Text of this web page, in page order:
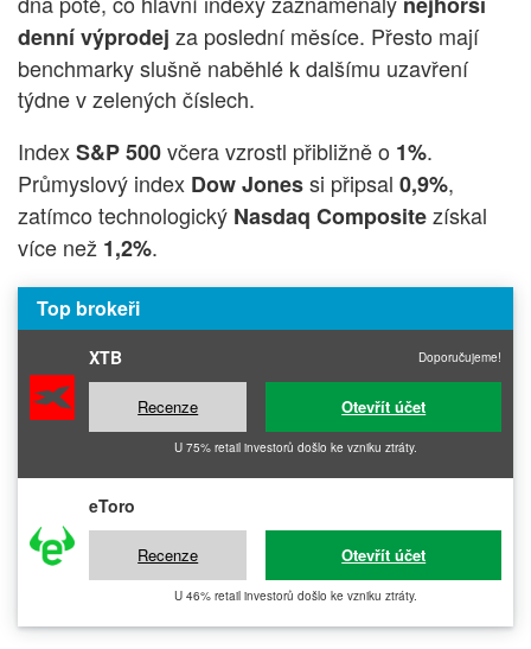
denní výprodej za poslední měsíce. Přesto mají
benchmarky slušně naběhlé k dalšímu uzavření
týdne v zelených číslech.
IndexS&P 500včera vzrostl přibližně o 1%.
Průmyslový index Dow Jonessi připsal 0,9%,
zatímco technologický Nasdaq Compositezískal
více než 1,2%.
Top brokeři
XTB Doporučujeme!
Recenze Otevřít účet
U 75% retail investorů došlo ke vzniku ztráty.
eToro
Recenze Otevřít účet
U 46% retail investorů došlo ke vzniku ztráty.